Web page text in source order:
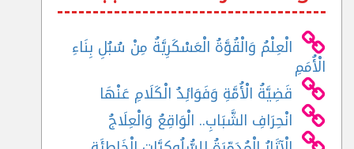
الْعِلْمُ وَالْقُوَّةُ الْعَسْكَرِيَّةُ مِنْ سُبُلِ بِنَاءِ
الْأُمَمِ
قَضِيَّةُ الْأُمَّةِ وَفَوَائِدُ الْكَلَامِ عَنْهَا
انْحِرَافِ الشَّبَابِ.. الْوَاقِعُ وَالْعِلَاجُ